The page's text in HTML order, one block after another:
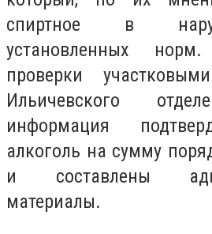
спиртное в
установленных
проверки
Ильичевского
информация
алкоголь на сумму
и составлены
материалы.